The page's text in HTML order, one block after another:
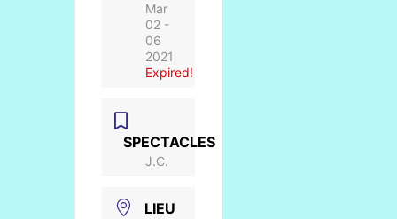
Mar
02 -
06
2021
Expired!
SPECTACLES
J.C.
LIEU